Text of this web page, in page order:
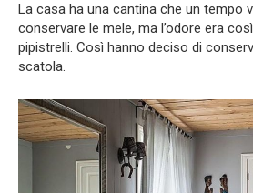
La casa ha una cantina che un tempo
conservare le mele, ma l’odore era
pipistrelli. Così hanno deciso di
scatola.